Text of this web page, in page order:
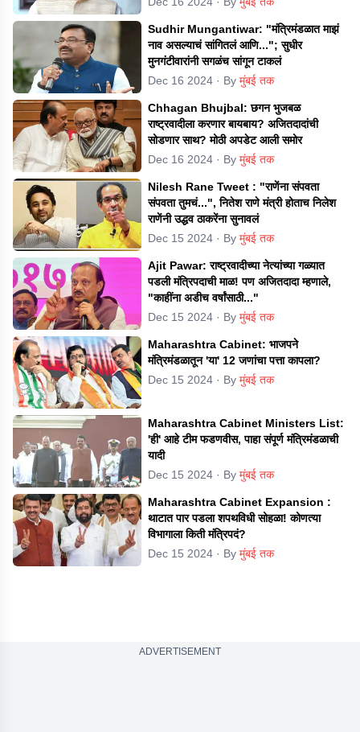
Sudhir Mungantiwar: "मंत्रिमंडळात माझं
नाव असल्याचं सांगितलं आणि..."; सुधीर
मुनगंटीवारांनी सगळंच सांगून टाकलं
Dec 16 2024 · By मुंबई तक
Chhagan Bhujbal: छगन भुजबळ
राष्ट्रवादीला करणार बायबाय? अजितदादांची
सोडणार साथ? मोठी अपडेट आली समोर
Dec 16 2024 · By मुंबई तक
Nilesh Rane Tweet : "राणेंना संपवता
संपवता तुमचं...", नितेश राणे मंत्री होताच निलेश
राणेंनी उद्धव ठाकरेंना सुनावलं
Dec 15 2024 · By मुंबई तक
Ajit Pawar: राष्ट्रवादीच्या नेत्यांच्या गळ्यात
पडली मंत्रिपदाची माळ! पण अजितदादा म्हणाले,
"काहींना अडीच वर्षांसाठी..."
Dec 15 2024 · By मुंबई तक
Maharashtra Cabinet: भाजपने
मंत्रिमंडळातून 'या' 12 जणांचा पत्ता कापला?
Dec 15 2024 · By मुंबई तक
Maharashtra Cabinet Ministers List:
'ही' आहे टीम फडणवीस, पाहा संपूर्ण मंत्रिमंडळाची
यादी
Dec 15 2024 · By मुंबई तक
Maharashtra Cabinet Expansion :
थाटात पार पडला शपथविधी सोहळा! कोणत्या
विभागाला किती मंत्रिपदं?
Dec 15 2024 · By मुंबई तक
ADVERTISEMENT